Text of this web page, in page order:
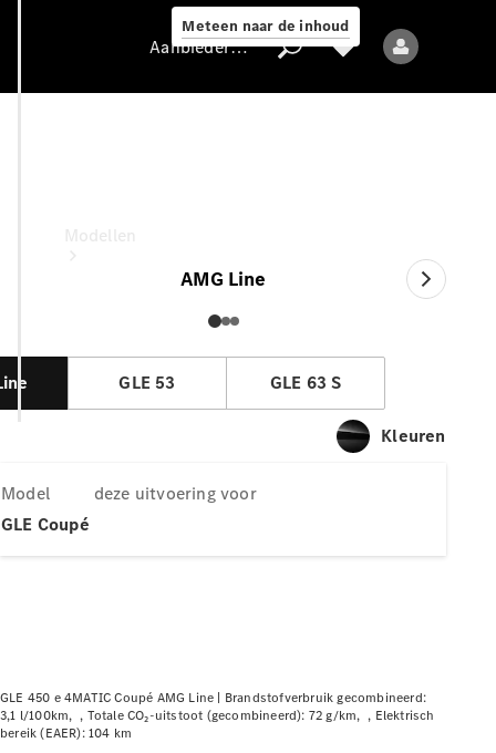
Meteen naar de inhoud
Alle modellen
Elektrische modellen
Plug-in Hybrid modellen
Alle
Aanbieder / Gegevensbescherming
AMG Line
GLE 53 GLE 63 S
Kleuren
Model
GLE Coupé
deze uitvoering voor
GLE 450 e 4MATIC Coupé AMG Line | Brandstofverbruik gecombineerd:
3,1 l/100km
Totale CO₂-uitstoot (gecombineerd): 72 g/km
Elektrisch
bereik (EAER): 104 km